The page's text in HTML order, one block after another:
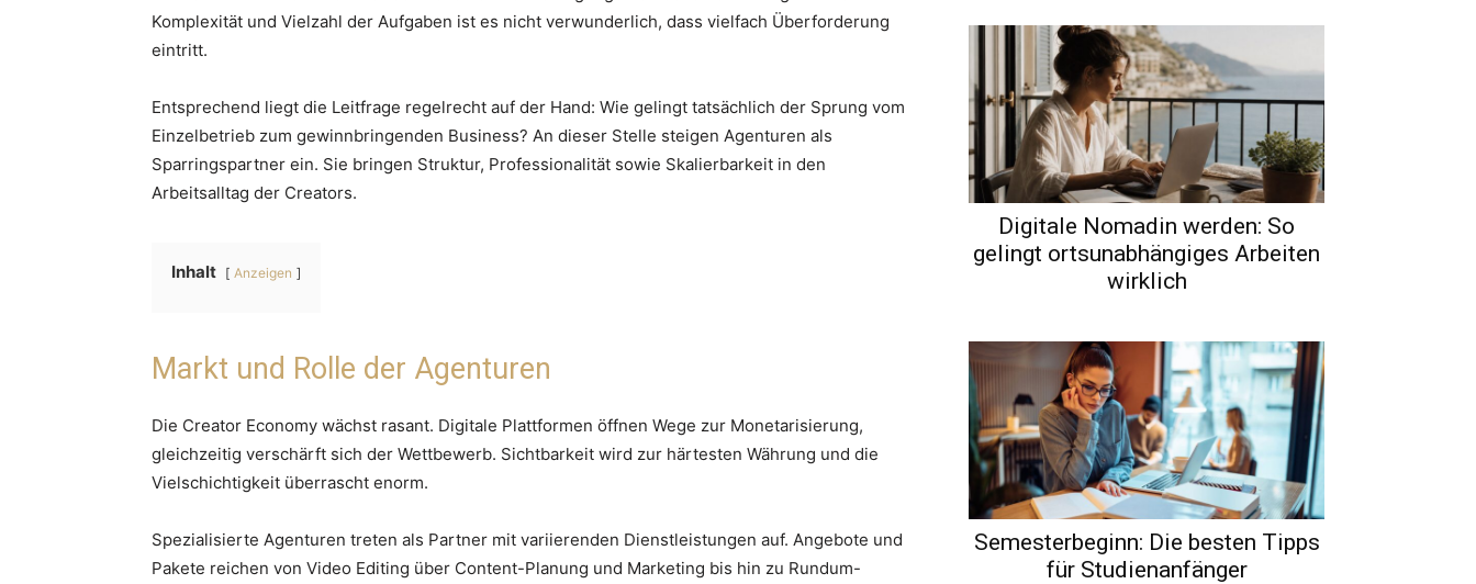
Komplexität und Vielzahl der Aufgaben ist es nicht verwunderlich, dass vielfach Überforderung
eintritt.
Entsprechend liegt die Leitfrage regelrecht auf der Hand: Wie gelingt tatsächlich der Sprung vom
Einzelbetrieb zum gewinnbringenden Business? An dieser Stelle steigen Agenturen als
Sparringspartner ein. Sie bringen Struktur, Professionalität sowie Skalierbarkeit in den
Arbeitsalltag der Creators.
Inhalt Anzeigen
Markt und Rolle der Agenturen
Die Creator Economy wächst rasant. Digitale Plattformen öffnen Wege zur Monetarisierung,
gleichzeitig verschärft sich der Wettbewerb. Sichtbarkeit wird zur härtesten Währung und die
Vielschichtigkeit überrascht enorm.
Spezialisierte Agenturen treten als Partner mit variierenden Dienstleistungen auf. Angebote und
Pakete reichen von Video Editing über Content-Planung und Marketing bis hin zu Rundum-
Digitale Nomadin werden: So
gelingt ortsunabhängiges Arbeiten
wirklich
Semesterbeginn: Die besten Tipps
für Studienanfänger